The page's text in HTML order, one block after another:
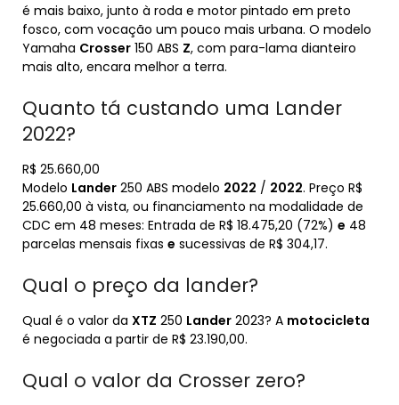
é mais baixo, junto à roda e motor pintado em preto
fosco, com vocação um pouco mais urbana. O modelo
Yamaha Crosser 150 ABS Z, com para-lama dianteiro
mais alto, encara melhor a terra.
Quanto tá custando uma Lander
2022?
R$ 25.660,00
Modelo Lander 250 ABS modelo 2022 / 2022. Preço R$
25.660,00 à vista, ou financiamento na modalidade de
CDC em 48 meses: Entrada de R$ 18.475,20 (72%) e 48
parcelas mensais fixas e sucessivas de R$ 304,17.
Qual o preço da lander?
Qual é o valor da XTZ 250 Lander 2023? A motocicleta
é negociada a partir de R$ 23.190,00.
Qual o valor da Crosser zero?